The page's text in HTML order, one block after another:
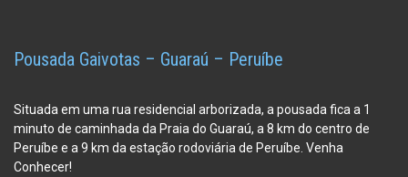
Pousada Gaivotas – Guaraú – Peruíbe
Situada em uma rua residencial arborizada, a pousada fica a 1
minuto de caminhada da Praia do Guaraú, a 8 km do centro de
Peruíbe e a 9 km da estação rodoviária de Peruíbe. Venha
Conhecer!